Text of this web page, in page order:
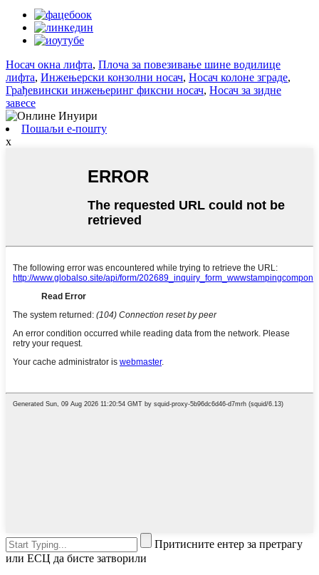
Носач окна лифта, Плоча за повезивање шине водилице
лифта, Инжењерски конзолни носач, Носач колоне зграде,
Грађевински инжењеринг фиксни носач, Носач за зидне
завесе
Пошаљи е-пошту
x
Притисните ентер за претрагу
или ЕСЦ да бисте затворили